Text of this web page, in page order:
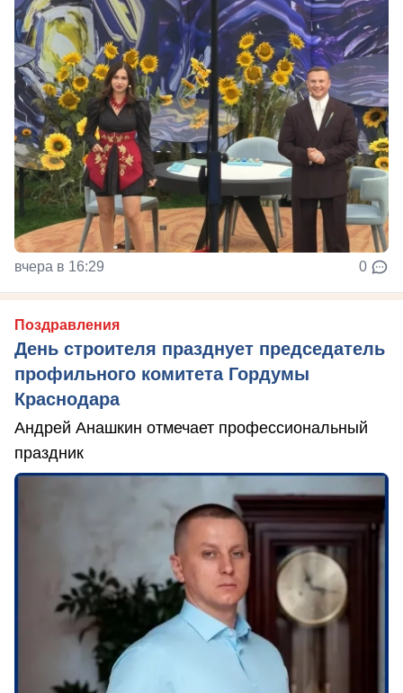
вчера в 16:29 0
Поздравления
День строителя празднует председатель
профильного комитета Гордумы
Краснодара
Андрей Анашкин отмечает профессиональный
праздник